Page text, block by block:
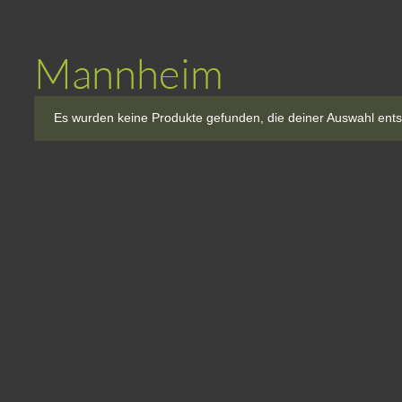
Mannheim
Es wurden keine Produkte gefunden, die deiner Auswahl